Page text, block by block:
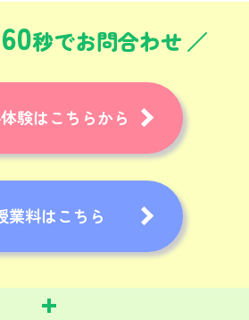
60秒でお問合わせ
験はこちらから
業料はこちら